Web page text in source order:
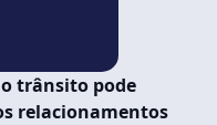
trânsito pode
relacionamentos